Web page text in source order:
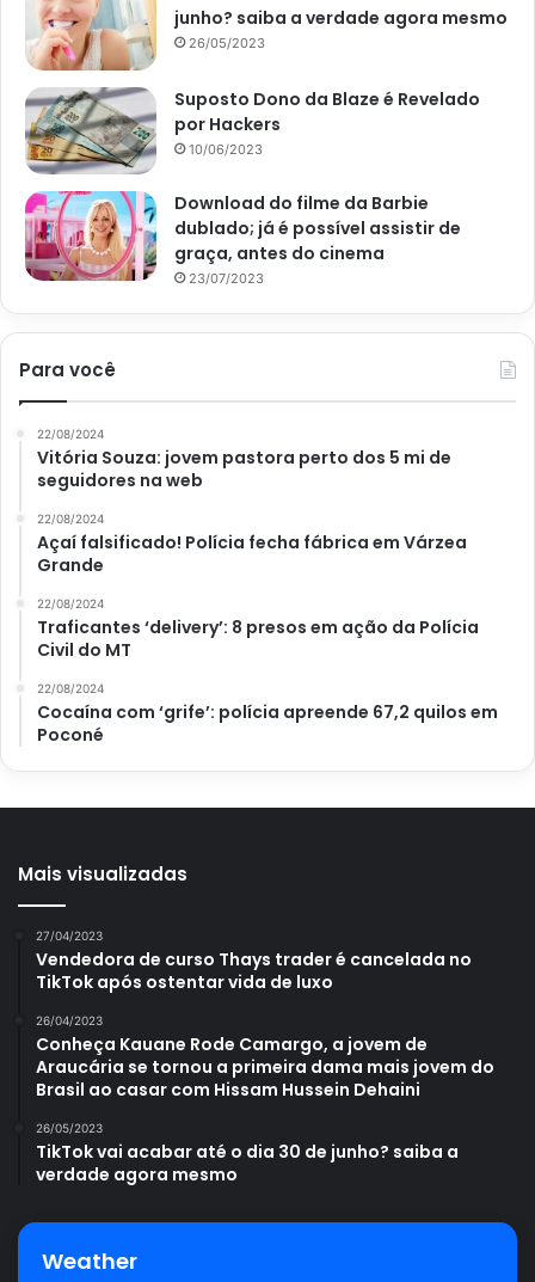
aplicados?
No próximo sorteio da Mega-Sena, se alguém ganhar
sozinho o prêmio principal e não quiser comprar a mansão
do Silvio Santos, pode também aplicar em fundos de renda
fixa e viver dos juros bancários.
Por exemplo, se pegar o valor de R$ 34 milhões, e aplicar
na caderneta de poupança, ao final do primeiro mês
renderá cerca de R$ 225 mil, ou seja, o valor de uma casa
popular atualmente.
Mas, se preferir um fundo de renda como a LCA e a LCI,
que possuem taxa de juros maiores, o rendimento mensal
pode passar dos R$ 300 mil. No entanto, só será possível
sacar esse prêmio da Mega-Sena após seis meses de
Avalie este post post
loteria Mega-Sena sorteio
junho? saiba a verdade agora mesmo
26/05/2023
Suposto Dono da Blaze é Revelado
por Hackers
10/06/2023
Download do filme da Barbie
dublado; já é possível assistir de
graça, antes do cinema
23/07/2023
Para você
22/08/2024
Vitória Souza: jovem pastora perto dos 5 mi de
seguidores na web
22/08/2024
Açaí falsificado! Polícia fecha fábrica em Várzea
Grande
22/08/2024
Traficantes ‘delivery’: 8 presos em ação da Polícia
Civil do MT
22/08/2024
Cocaína com ‘grife’: polícia apreende 67,2 quilos em
Poconé
Mais visualizadas
27/04/2023
Vendedora de curso Thays trader é cancelada no
TikTok após ostentar vida de luxo
26/04/2023
Conheça Kauane Rode Camargo, a jovem de
Araucária se tornou a primeira dama mais jovem do
Brasil ao casar com Hissam Hussein Dehaini
26/05/2023
TikTok vai acabar até o dia 30 de junho? saiba a
verdade agora mesmo
Weather